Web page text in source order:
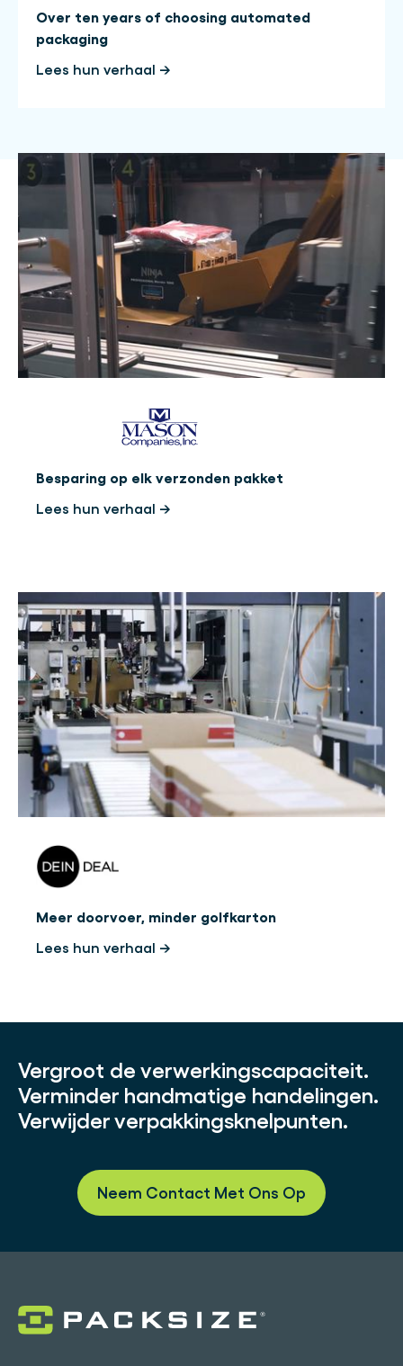
Over ten years of choosing automated
packaging
Lees hun verhaal →
Besparing op elk verzonden pakket
Lees hun verhaal →
Meer doorvoer, minder golfkarton
Lees hun verhaal →
Vergroot de verwerkingscapaciteit.
Verminder handmatige handelingen.
Verwijder verpakkingsknelpunten.
Neem Contact Met Ons Op